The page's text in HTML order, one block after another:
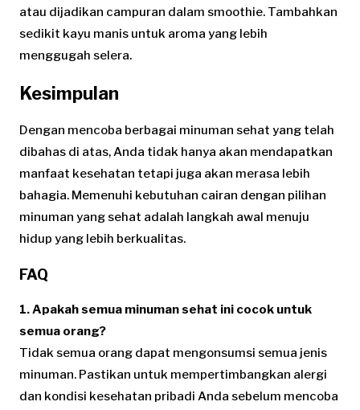
atau dijadikan campuran dalam smoothie. Tambahkan
sedikit kayu manis untuk aroma yang lebih
menggugah selera.
Kesimpulan
Dengan mencoba berbagai minuman sehat yang telah
dibahas di atas, Anda tidak hanya akan mendapatkan
manfaat kesehatan tetapi juga akan merasa lebih
bahagia. Memenuhi kebutuhan cairan dengan pilihan
minuman yang sehat adalah langkah awal menuju
hidup yang lebih berkualitas.
FAQ
1. Apakah semua minuman sehat ini cocok untuk
semua orang?
Tidak semua orang dapat mengonsumsi semua jenis
minuman. Pastikan untuk mempertimbangkan alergi
dan kondisi kesehatan pribadi Anda sebelum mencoba